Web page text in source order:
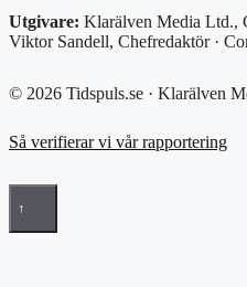
Utgivare: Klarälven Media Ltd.,
Viktor Sandell, Chefredaktör ·
© 2026 Tidspuls.se · Klarälven
Så verifierar vi vår rapportering
↑